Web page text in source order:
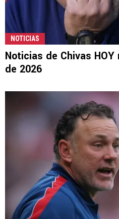
NOTICIAS
Noticias de Chivas
de 2026